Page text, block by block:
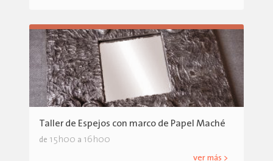
Taller de Espejos con marco de Papel Maché
de 15h00 a 16h00
ver más >